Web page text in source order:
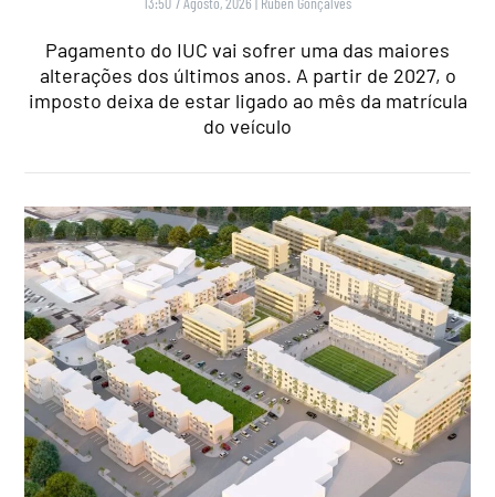
Pagamento do IUC vai sofrer uma das maiores
alterações dos últimos anos. A partir de 2027, o
imposto deixa de estar ligado ao mês da matrícula
do veículo